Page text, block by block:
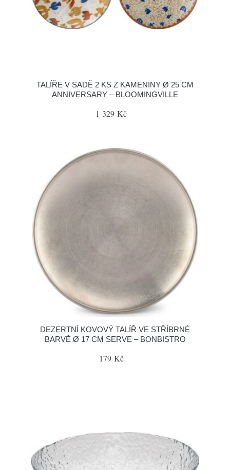
TALÍŘE V SADĚ 2 KS Z KAMENINY Ø 25 CM
ANNIVERSARY – BLOOMINGVILLE
1 329 Kč
DEZERTNÍ KOVOVÝ TALÍŘ VE STŘÍBRNÉ
BARVĚ Ø 17 CM SERVE – BONBISTRO
179 Kč